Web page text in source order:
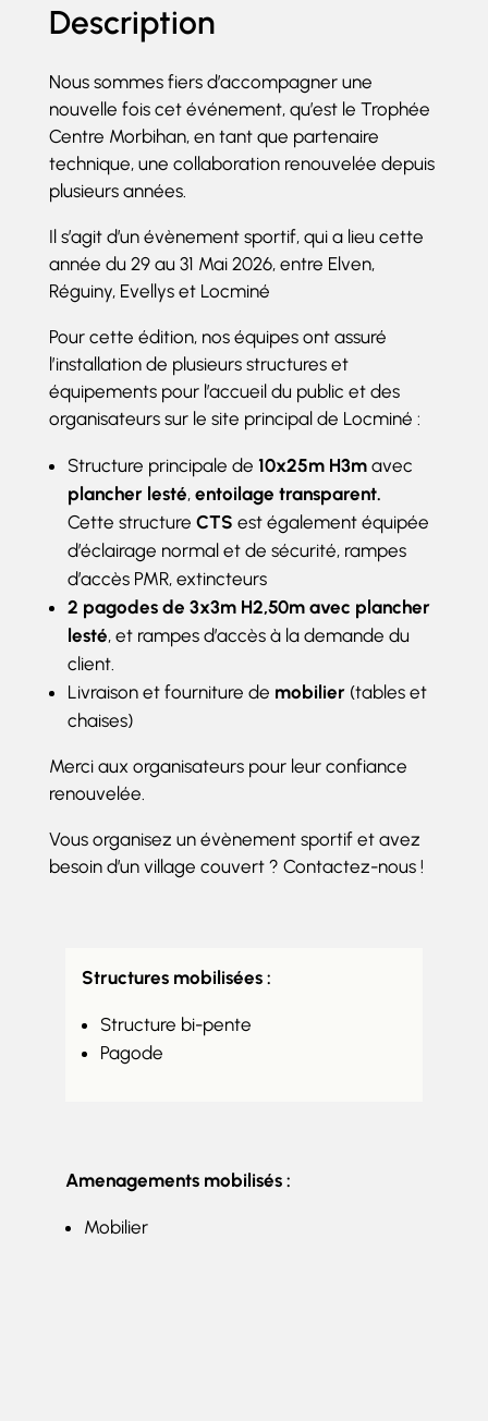
Description
Nous sommes fiers d’accompagner une
nouvelle fois cet événement, qu’est le Trophée
Centre Morbihan, en tant que partenaire
technique, une collaboration renouvelée depuis
plusieurs années.
Il s’agit d’un évènement sportif, qui a lieu cette
année du 29 au 31 Mai 2026, entre Elven,
Réguiny, Evellys et Locminé
Pour cette édition, nos équipes ont assuré
l’installation de plusieurs structures et
équipements pour l’accueil du public et des
organisateurs sur le site principal de Locminé :
Structure principale de 10x25m H3mavec
plancher lesté, entoilage transparent.
Cette structure CTS est également équipée
d’éclairage normal et de sécurité, rampes
d’accès PMR, extincteurs
2 pagodes de 3x3m H2,50m avec plancher
lesté, et rampes d’accès à la demande du
client.
Livraison et fourniture de mobilier(tables et
chaises)
Merci aux organisateurs pour leur confiance
renouvelée.
Vous organisez un évènement sportif et avez
besoin d’un village couvert ? Contactez-nous !
Structures mobilisées :
Structure bi-pente
Pagode
Amenagements mobilisés :
Mobilier